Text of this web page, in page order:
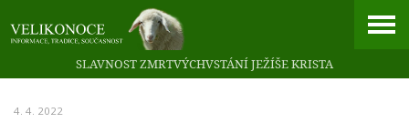
SLAVNOST ZMRTVÝCHVSTÁNÍ JEŽÍŠE KRISTA
4. 4. 2022